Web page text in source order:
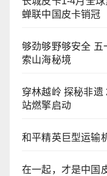
蝉联中国皮卡销冠
够劲够野够安全 五
索山海秘境
穿林越岭 探秘非遗
站燃擎启动
和平精英巨型运输
在一起，才是中国